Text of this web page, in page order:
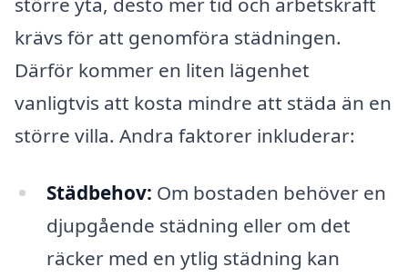
krävs för att genomföra städningen.
Därför kommer en liten lägenhet
vanligtvis att kosta mindre att städa än en
större villa. Andra faktorer inkluderar:
Städbehov: Om bostaden behöver en
djupgående städning eller om det
räcker med en ytlig städning kan